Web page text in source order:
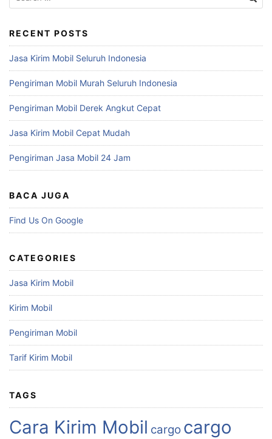
for:
RECENT POSTS
Jasa Kirim Mobil Seluruh Indonesia
Pengiriman Mobil Murah Seluruh Indonesia
Pengiriman Mobil Derek Angkut Cepat
Jasa Kirim Mobil Cepat Mudah
Pengiriman Jasa Mobil 24 Jam
BACA JUGA
Find Us On Google
CATEGORIES
Jasa Kirim Mobil
Kirim Mobil
Pengiriman Mobil
Tarif Kirim Mobil
TAGS
Cara Kirim Mobil cargo cargo